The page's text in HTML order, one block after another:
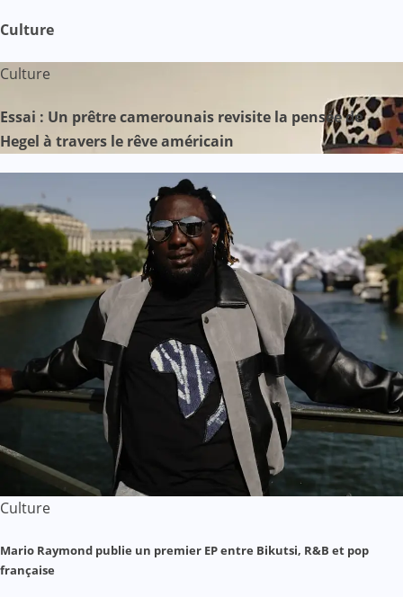
Culture
Culture
Essai : Un prêtre camerounais revisite la pensée de
Hegel à travers le rêve américain
Culture
Mario Raymond publie un premier EP entre Bikutsi, R&B et pop
française